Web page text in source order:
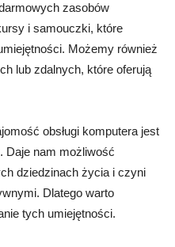
zasobów
i samouczki, które
Możemy również
lub zdalnych, które oferują
obsługi komputera jest
Daje nam możliwość
dziedzinach życia i czyni
Dlatego warto
tych umiejętności.